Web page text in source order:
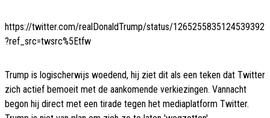
https://twitter.com/realDonaldTrump/status/1265255835124539392
?ref_src=twsrc%5Etfw
Trump is logischerwijs woedend, hij ziet dit als een teken dat Twitter
zich actief bemoeit met de aankomende verkiezingen. Vannacht
begon hij direct met een tirade tegen het mediaplatform Twitter.